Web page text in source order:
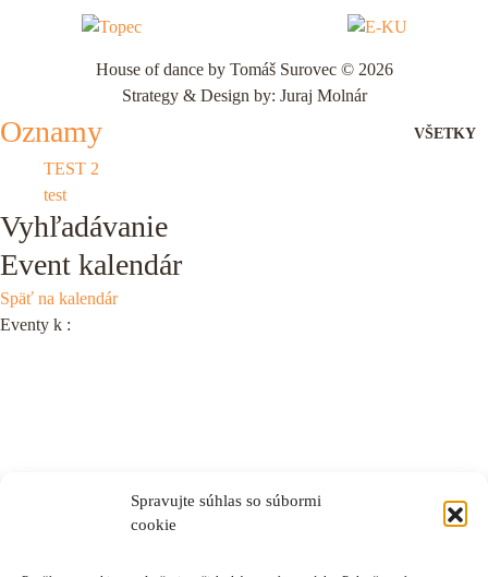
Spravujte súhlas so súbormi
cookie
House of dance by Tomáš Surovec © 2026
Strategy & Design by: Juraj Molnár
Oznamy VŠETKY
TEST 2
test
Vyhľadávanie
Event kalendár
Späť na kalendár
Eventy k :